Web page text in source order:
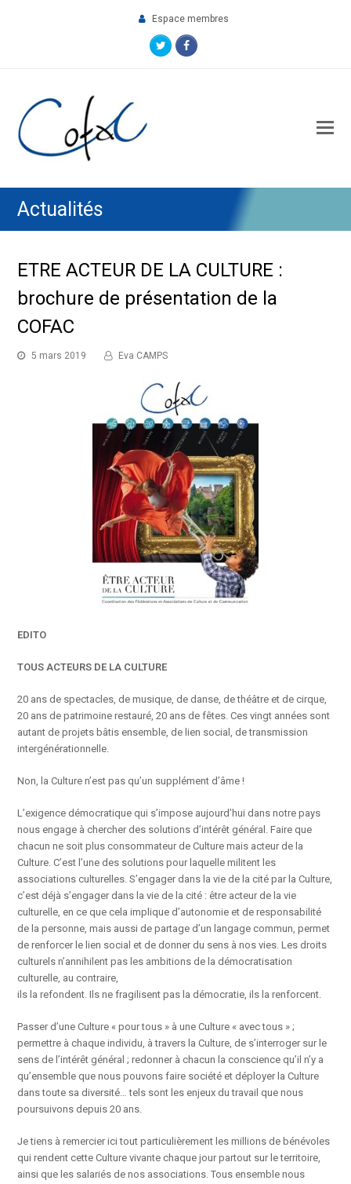
Espace membres
TwitterFacebook
Actualités
ETRE ACTEUR DE LA CULTURE :
brochure de présentation de la
COFAC
5 mars 2019 Eva CAMPS
EDITO
TOUS ACTEURS DE LA CULTURE
20 ans de spectacles, de musique, de danse, de théâtre et de cirque,
20 ans de patrimoine restauré, 20 ans de fêtes. Ces vingt années sont
autant de projets bâtis ensemble, de lien social, de transmission
intergénérationnelle.
Non, la Culture n’est pas qu’un supplément d’âme !
L’exigence démocratique qui s’impose aujourd’hui dans notre pays
nous engage à chercher des solutions d’intérêt général. Faire que
chacun ne soit plus consommateur de Culture mais acteur de la
Culture. C’est l’une des solutions pour laquelle militent les
associations culturelles. S’engager dans la vie de la cité par la Culture,
c’est déjà s’engager dans la vie de la cité : être acteur de la vie
culturelle, en ce que cela implique d’autonomie et de responsabilité
de la personne, mais aussi de partage d’un langage commun, permet
de renforcer le lien social et de donner du sens à nos vies. Les droits
culturels n’annihilent pas les ambitions de la démocratisation
culturelle, au contraire,
ils la refondent. Ils ne fragilisent pas la démocratie, ils la renforcent.
Passer d’une Culture « pour tous » à une Culture « avec tous » ;
permettre à chaque individu, à travers la Culture, de s’interroger sur le
sens de l’intérêt général ; redonner à chacun la conscience qu’il n’y a
qu’ensemble que nous pouvons faire société et déployer la Culture
dans toute sa diversité… tels sont les enjeux du travail que nous
poursuivons depuis 20 ans.
Je tiens à remercier ici tout particulièrement les millions de bénévoles
qui rendent cette Culture vivante chaque jour partout sur le territoire,
ainsi que les salariés de nos associations. Tous ensemble nous